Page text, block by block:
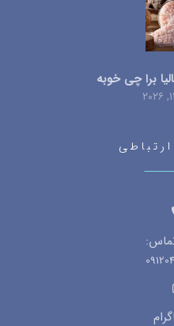
برا چی خوبه